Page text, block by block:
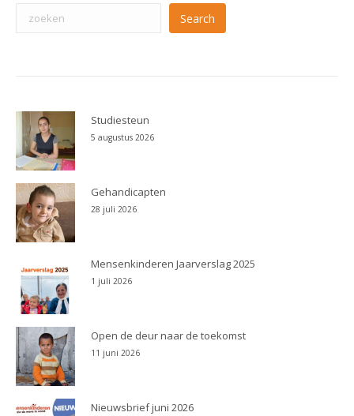
Search
Studiesteun
5 augustus 2026
Gehandicapten
28 juli 2026
Mensenkinderen Jaarverslag 2025
1 juli 2026
Open de deur naar de toekomst
11 juni 2026
Nieuwsbrief juni 2026